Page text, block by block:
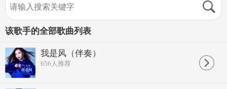
该歌手的全部歌曲列表
我是风（伴奏）
656 人推荐